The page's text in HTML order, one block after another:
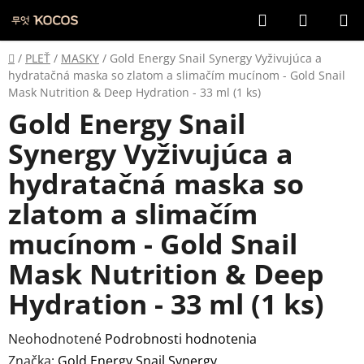
na
obsah
Hľadať
KOŠÍK
Domov
/ PLEŤ / MASKY / Gold Energy Snail Synergy Vyživujúca a
hydratačná maska so zlatom a slimačím mucínom - Gold Snail
Mask Nutrition & Deep Hydration - 33 ml (1 ks)
Gold Energy Snail
Synergy Vyživujúca a
hydratačná maska so
zlatom a slimačím
mucínom - Gold Snail
Mask Nutrition & Deep
Hydration - 33 ml (1 ks)
Priemerné
hodnotenie
Neohodnotené Podrobnosti hodnotenia